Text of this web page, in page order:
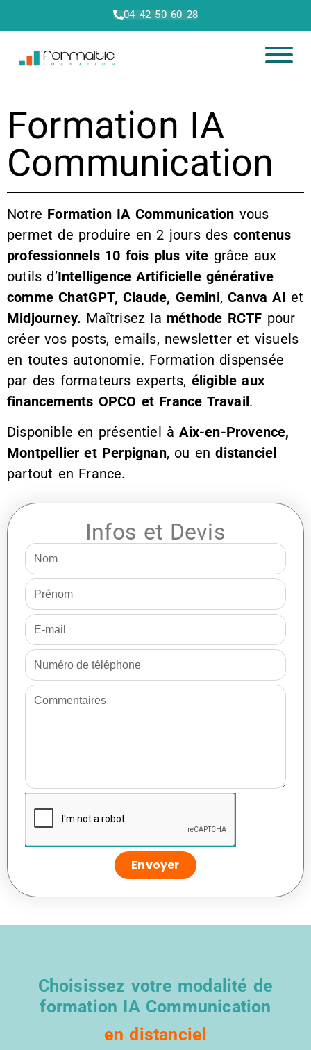
04 42 50 60 28
Formation IA
Communication
Notre Formation IA Communication vous
permet de produire en 2 jours des contenus
professionnels 10 fois plus vite grâce aux
outils d’Intelligence Artificielle générative
comme ChatGPT, Claude, Gemini,Canva AI et
Midjourney. Maîtrisez la méthode RCTF pour
créer vos posts, emails, newsletter et visuels
en toutes autonomie. Formation dispensée
par des formateurs experts, éligible aux
financements OPCO et France Travail.
Disponible en présentiel àAix-en-Provence,
Montpellier et Perpignan, ou endistanciel
partout en France.
Infos et Devis
Envoyer
Choisissez votre modalité de
formation IA Communication
en distanciel